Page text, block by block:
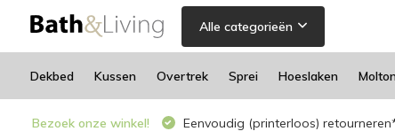
Alle categorieën
Dekbed Kussen Overtrek Sprei Hoeslaken
Bezoek onze winkel! Eenvoudig (printerloos)